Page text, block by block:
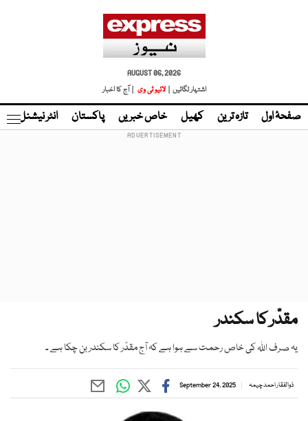
AUGUST 06, 2026
اشتہار لگائیں |
لائیو ٹی وی | آج کا اخبار
صفحۂ اول تازہ ترین کھیل خاص خبریں پاکستان انٹر نیشنل
مقدّر کا سکندر
یہ صرف اللہ کی خاص رحمت سے ہوا ہے کہ آج مقدّر کا سکندر بن چکا ہے ۔
ذوالفقار احمد چیمہ September 24, 2025